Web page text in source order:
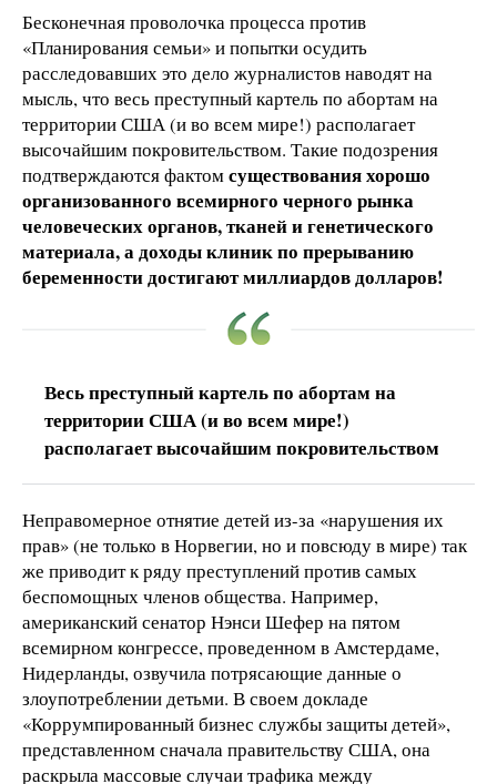
Бесконечная проволочка процесса против
«Планирования семьи» и попытки осудить
расследовавших это дело журналистов наводят на
мысль, что весь преступный картель по абортам на
территории США (и во всем мире!) располагает
высочайшим покровительством. Такие подозрения
подтверждаются фактомсуществования хорошо
организованного всемирного черного рынка
человеческих органов, тканей и генетического
материала, а доходы клиник по прерыванию
беременности достигают миллиардов долларов!
Весь преступный картель по абортам на
территории США (и во всем мире!)
располагает высочайшим покровительством
Неправомерное отнятие детей из-за «нарушения их
прав» (не только в Норвегии, но и повсюду в мире) так
же приводит к ряду преступлений против самых
беспомощных членов общества. Например,
американский сенатор Нэнси Шефер на пятом
всемирном конгрессе, проведенном в Амстердаме,
Нидерланды, озвучила потрясающие данные о
злоупотреблении детьми. В своем докладе
«Коррумпированный бизнес службы защиты детей»,
представленном сначала правительству США, она
раскрыла массовые случаи трафика между